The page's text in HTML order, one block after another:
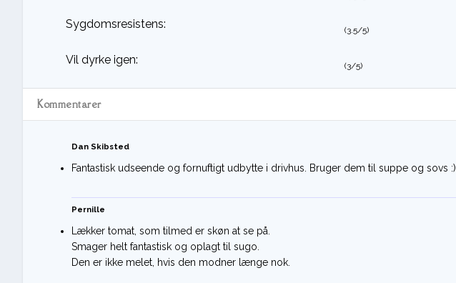
Sygdomsresistens: (3.5/5)
Vil dyrke igen: (3/5)
Kommentarer
Dan Skibsted
Fantastisk udseende og fornuftigt udbytte i drivhus. Bruger dem til suppe og sovs :)
Pernille
Lækker tomat, som tilmed er skøn at se på.
Smager helt fantastisk og oplagt til sugo.
Den er ikke melet, hvis den modner længe nok.